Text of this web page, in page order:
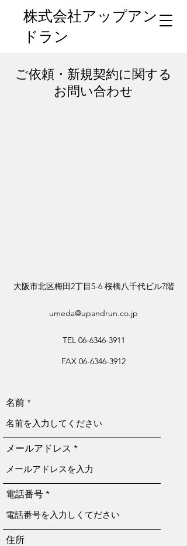
株式会社アップアン
ドラン
ご依頼・新規契約に関する
お問い合わせ
大阪市北区梅田2丁目5-6 桜橋八千代ビル7階
umeda@upandrun.co.jp
TEL 06-6346-3911
FAX 06-6346-3912
名前
メールアドレス
電話番号
住所